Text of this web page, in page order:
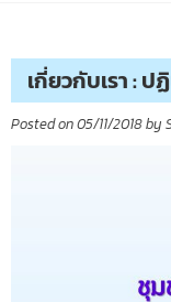
เกี่ยวกับเรา :
Posted on05/11/2018by